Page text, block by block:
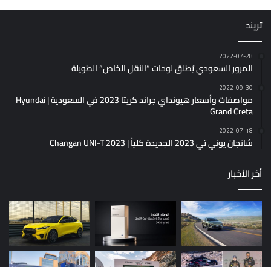
تريند
2022-07-28
المرور السعودي يُطلق لوحات “النقل الخاص” الطويلة
2022-09-30
مواصفات وأسعار هيونداي جراند كريتا 2023 في السعودية | Hyundai
Grand Creta
2022-07-18
شانجان يوني تي 2023 الجديدة كلياً | Changan UNI-T 2023
أخر الأخبار